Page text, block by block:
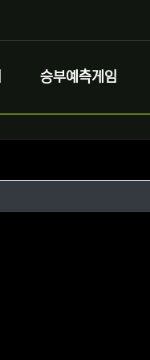
승부예측게임